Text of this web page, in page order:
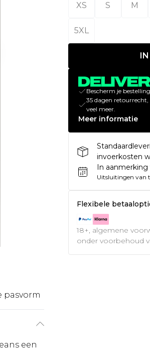
pasvorm
een
XS
S M
5XL
Bescherm je
35 dagen
veel meer.
Meer informatie
invoerkosten
In aanmerking
Uitsluitingen van
Flexibele
18+, algemene
onder voorbehoud